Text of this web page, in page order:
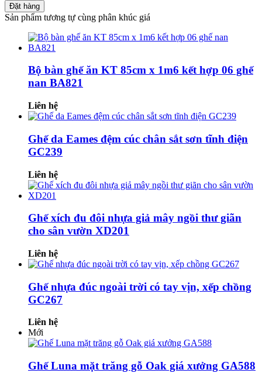
Đặt hàng
Sản phẩm tương tự cùng phân khúc giá
Bộ bàn ghế ăn KT 85cm x 1m6 kết hợp 06 ghế
nan BA821
Liên hệ
Ghế da Eames đệm cúc chân sắt sơn tĩnh điện
GC239
Liên hệ
Ghế xích đu đôi nhựa giả mây ngồi thư giãn
cho sân vườn XD201
Liên hệ
Ghế nhựa đúc ngoài trời có tay vịn, xếp chồng
GC267
Liên hệ
Mới
Ghế Luna mặt trăng gỗ Oak giá xưởng GA588